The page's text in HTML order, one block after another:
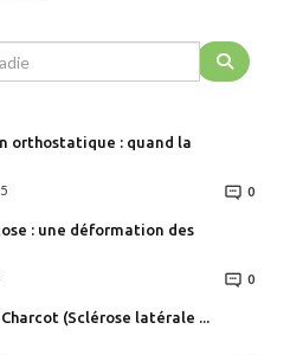
orthostatique : quand la
0
: une déformation des
0
Maladie de Charcot (Sclérose latérale ...